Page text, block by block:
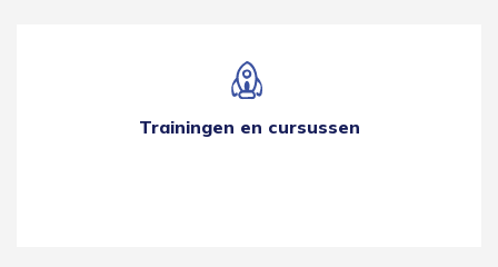
Trainingen en cursussen